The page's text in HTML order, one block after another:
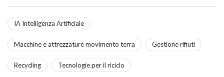
IA Intelligenza Artificiale
Macchine e attrezzature movimento terra Gestione rifiuti
Recycling Tecnologie per il riciclo